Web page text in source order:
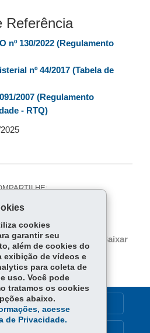
Referência
nº 130/2022 (Regulamento
nº 44/2017 (Tabela de
2007 (Regulamento
- RTQ)
Fa
ce
bo
ok
Tw
itt
er
Ap
p
Imprimir Baixar
cookies
garantir seu
além de cookies do
exibição de vídeos e
para coleta de
uso. Você pode
tratamos os cookies
abaixo.
acesse
de Privacidade.